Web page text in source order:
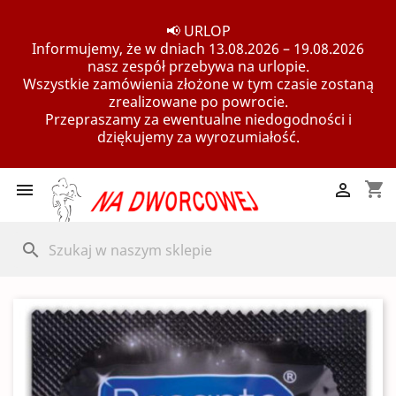
📢 URLOP
Informujemy, że w dniach 13.08.2026 – 19.08.2026
nasz zespół przebywa na urlopie.
Wszystkie zamówienia złożone w tym czasie zostaną
zrealizowane po powrocie.
Przepraszamy za ewentualne niedogodności i
dziękujemy za wyrozumiałość.
 shopping_cart

search